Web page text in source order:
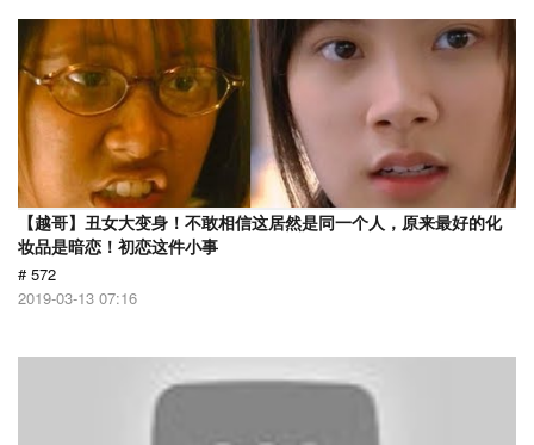
【越哥】丑女大变身！不敢相信这居然是同一个人，原来最好的化
妆品是暗恋！初恋这件小事
# 572
2019-03-13 07:16